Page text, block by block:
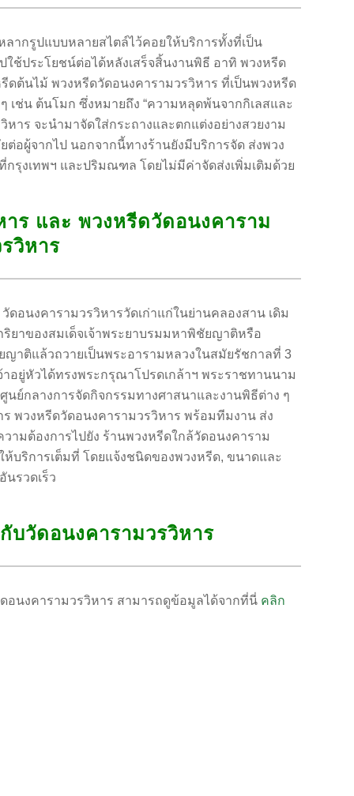
ากรูปแบบหลายสไตล์ไว้คอยให้บริการทั้งที่เป็น
ช้ประโยชน์ต่อได้หลังเสร็จสิ้นงานพิธี อาทิ พวงหรีด
ต้นไม้ พวงหรีดวัดอนงคารามวรวิหาร ที่เป็นพวงหรีด
ช่น ต้นโมก ซึ่งหมายถึง “ความหลุดพ้นจากกิเลสและ
าร จะนำมาจัดใส่กระถางและตกแต่งอย่างสวยงาม
อผู้จากไป นอกจากนี้ทางร้านยังมีบริการจัด ส่งพวง
รุงเทพฯ และปริมณฑล โดยไม่มีค่าจัดส่งเพิ่มเติมด้วย
ร และ พวงหรีดวัดอนงคาราม
วิหาร
อนงคารามวรวิหารวัดเก่าแก่ในย่านคลองสาน เดิม
ยาของสมเด็จเจ้าพระยาบรมมหาพิชัยญาติหรือ
ญาติแล้วถวายเป็นพระอารามหลวงในสมัยรัชกาลที่ 3
อยู่หัวได้ทรงพระกรุณาโปรดเกล้าฯ พระราชทานนาม
นย์กลางการจัดกิจกรรมทางศาสนาและงานพิธีต่าง ๆ
พวงหรีดวัดอนงคารามวรวิหาร พร้อมทีมงาน ส่ง
ามต้องการไปยัง ร้านพวงหรีดใกล้วัดอนงคาราม
บริการเต็มที่ โดยแจ้งชนิดของพวงหรีด, ขนาดและ
นรวดเร็ว
บวัดอนงคารามวรวิหาร
อนงคารามวรวิหาร สามารถดูข้อมูลได้จากที่นี่ คลิก